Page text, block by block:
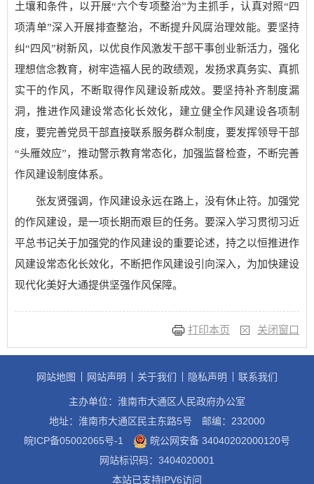
土壤和条件，以开展“六个专项整治”为主抓手，认真对照“四
项清单”深入开展排查整治，不断提升风腐治理效能。要坚持
纠“四风”树新风，以优良作风激发干部干事创业新活力，强化
理想信念教育，树牢造福人民的政绩观，发扬求真务实、真抓
实干的作风，不断取得作风建设新成效。要坚持补齐制度漏
洞，推进作风建设常态化长效化，建立健全作风建设各项制
度，要完善党员干部直接联系服务群众制度，要发挥领导干部
“头雁效应”，推动警示教育常态化，加强监督检查，不断完善
作风建设制度体系。
张友贤强调，作风建设永远在路上，没有休止符。加强党
的作风建设，是一项长期而艰巨的任务。要深入学习贯彻习近
平总书记关于加强党的作风建设的重要论述，持之以恒推进作
风建设常态化长效化，不断把作风建设引向深入，为加快建设
现代化美好大通提供坚强作风保障。
打印本页 关闭窗口
网站地图 网站声明 关于我们 隐私声明 联系我们
主办单位：淮南市大通区人民政府办公室
地址：淮南市大通区民主东路5号
邮编：232000
皖ICP备05002065号-1
皖公网安备 34040202000120号
网站标识码：3404020001
本站已支持IPV6访问